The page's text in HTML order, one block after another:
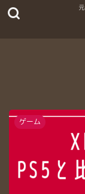
ゲーム